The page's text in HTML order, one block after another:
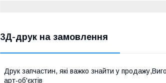
3Д-друк на замовлення
Друк запчастин, які важко знайти у
арт-об'єктів